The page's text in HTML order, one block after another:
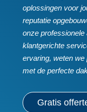
oplossingen voor
reputatie
onze professionele
klantgerichte
ervaring, weten
met de perfecte
Gratis